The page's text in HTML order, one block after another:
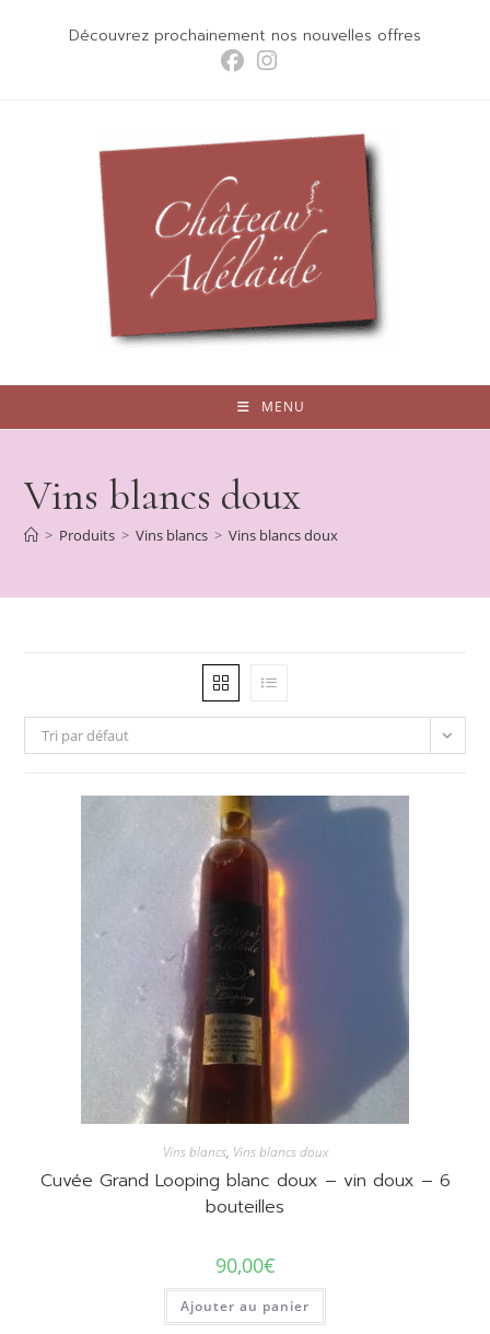
Découvrez prochainement nos nouvelles offres
MENU
Vins blancs doux
> Produits > Vins blancs > Vins blancs doux
Tri par défaut
Vins blancs, Vins blancs doux
Cuvée Grand Looping blanc doux – vin doux – 6
bouteilles
90,00€
Ajouter au panier